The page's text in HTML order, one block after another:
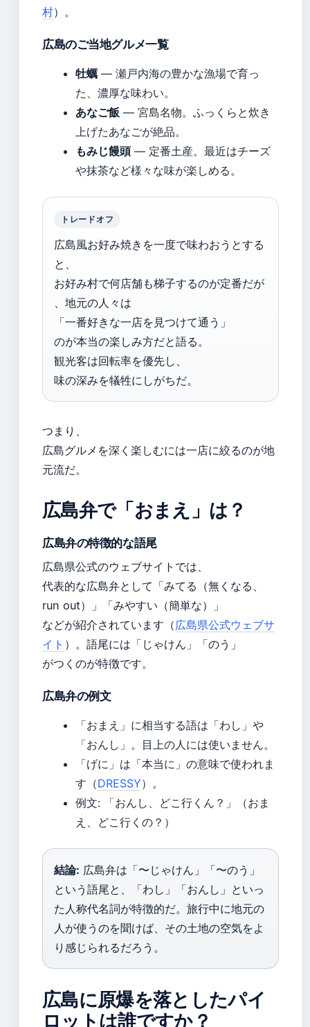
村）。
広島のご当地グルメ一覧
牡蠣 — 瀬戸内海の豊かな漁場で育っ
た、濃厚な味わい。
あなご飯 — 宮島名物。ふっくらと炊き
上げたあなごが絶品。
もみじ饅頭 — 定番土産。最近はチーズ
や抹茶など様々な味が楽しめる。
トレードオフ
広島風お好み焼きを一度で味わおうとする
と、
お好み村で何店舗も梯子するのが定番だが
、地元の人々は
「一番好きな一店を見つけて通う」
のが本当の楽しみ方だと語る。
観光客は回転率を優先し、
味の深みを犠牲にしがちだ。
つまり、
広島グルメを深く楽しむには一店に絞るのが地
元流だ。
広島弁で「おまえ」は？
広島弁の特徴的な語尾
広島県公式のウェブサイトでは、
代表的な広島弁として「みてる（無くなる、
run out）」「みやすい（簡単な）」
などが紹介されています（広島県公式ウェブサ
イト ）。語尾には「じゃけん」「のう」
がつくのが特徴です。
広島弁の例文
「おまえ」に相当する語は「わし」や
「おんし」。目上の人には使いません。
「げに」は「本当に」の意味で使われま
す（DRESSY）。
例文: 「おんし、どこ行くん？」（おま
え、どこ行くの？）
結論: 広島弁は「〜じゃけん」「〜のう」
という語尾と、「わし」「おんし」といっ
た人称代名詞が特徴的だ。旅行中に地元の
人が使うのを聞けば、その土地の空気をよ
り感じられるだろう。
広島に原爆を落としたパイ
ロットは誰ですか？